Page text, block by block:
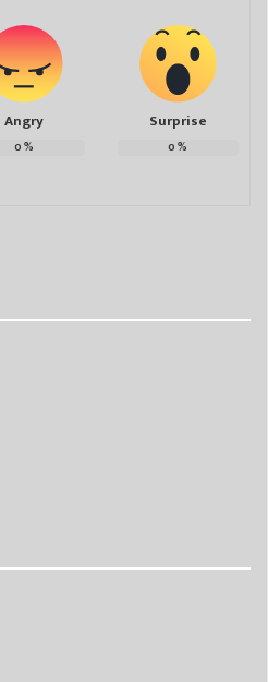
Angry
0%
Surprise
0%